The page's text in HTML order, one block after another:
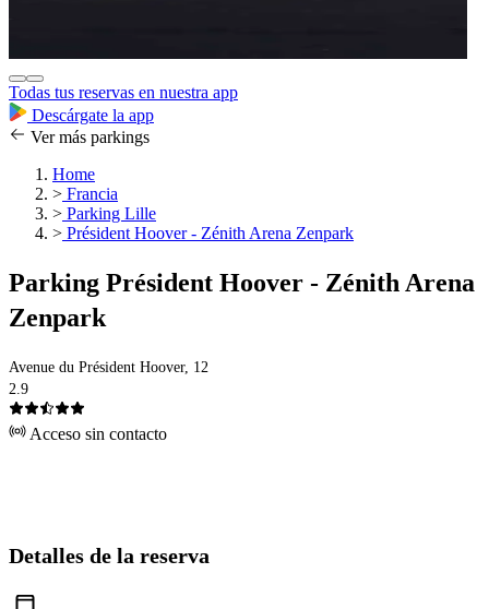
Todas tus reservas en nuestra app
Descárgate la app
Ver más parkings
Home
> Francia
> Parking Lille
> Président Hoover - Zénith Arena Zenpark
Parking Président Hoover - Zénith Arena
Zenpark
Avenue du Président Hoover, 12
2.9
Acceso sin contacto
Detalles de la reserva